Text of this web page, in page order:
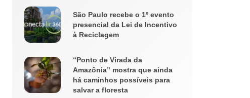
São Paulo recebe o 1º evento
presencial da Lei de Incentivo
à Reciclagem
“Ponto de Virada da
Amazônia” mostra que ainda
há caminhos possíveis para
salvar a floresta